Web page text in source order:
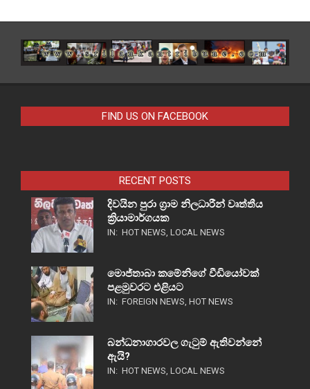
FIND US ON FACEBOOK
RECENT POSTS
දිවයින පුරා ග්‍රාම නිලධාරීන් වෘත්තීය
ක්‍රියාමාර්ගයක
IN: HOT NEWS, LOCAL NEWS
මොජ්තාබා කමේනිගේ වීඩියෝවක්
පළමුවරට එළියට
IN: FOREIGN NEWS, HOT NEWS
බන්ධනාගාරවල ගැටුම් ඇතිවන්නේ
ඇයි?
IN: HOT NEWS, LOCAL NEWS